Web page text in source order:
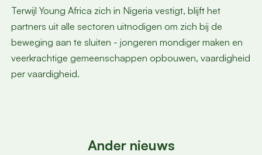
Terwijl Young Africa zich in Nigeria vestigt, blijft het
partners uit alle sectoren uitnodigen om zich bij de
beweging aan te sluiten - jongeren mondiger maken en
veerkrachtige gemeenschappen opbouwen, vaardigheid
per vaardigheid.
Ander nieuws